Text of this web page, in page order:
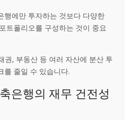
행에만 투자하는 것보다 다양한
트폴리오를 구성하는 것이 중요
권, 부동산 등 여러 자산에 분산 투
를 줄일 수 있습니다.
은행의 재무 건전성